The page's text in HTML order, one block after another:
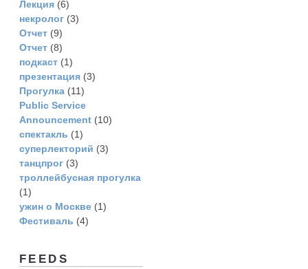
Лекция (6)
некролог (3)
Отчет (9)
Отчет (8)
подкаст (1)
презентация (3)
Прогулка (11)
Рublic Service
Announcement (10)
спектакль (1)
суперлекторий (3)
танцпрог (3)
троллейбусная прогулка
(1)
ужин о Москве (1)
Фестиваль (4)
FEEDS